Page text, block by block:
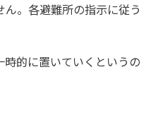
。各避難所の指示に従う
的に置いていくというの